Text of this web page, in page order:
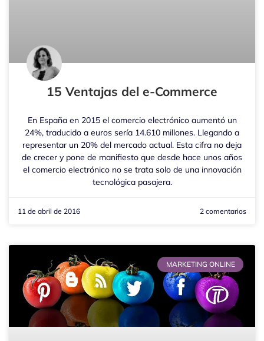
15 Ventajas del e-Commerce
En España en 2015 el comercio electrónico aumentó un
24%, traducido a euros sería 14.610 millones. Llegando a
representar un 20% del mercado actual. Esta cifra no deja
de crecer y pone de manifiesto que desde hace unos años
el comercio electrónico no se trata solo de una innovación
tecnológica pasajera.
11 de abril de 2016 2 comentarios
MARKETING ONLINE